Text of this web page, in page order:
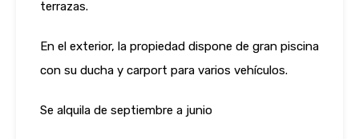
terrazas.
En el exterior, la propiedad dispone de gran piscina
con su ducha y carport para varios vehículos.
Se alquila de septiembre a junio